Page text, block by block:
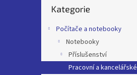
kategorie
Kategorie
Počítače a notebooky
Notebooky
Příslušenství
Pracovní a kancelářské